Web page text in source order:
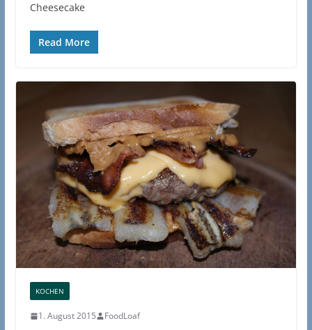
Cheesecake
Read More
KOCHEN
1. August 2015 FoodLoaf